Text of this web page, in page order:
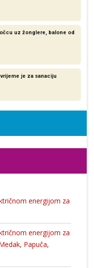
uz žonglere, balone od
je za sanaciju
energijom za
energijom za
Papuča,